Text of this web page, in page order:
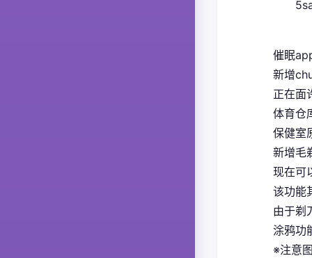
催眠
新增
正在面
体育仓
保健室
新增毛
现在可
该功能
由于剃
涂鸦功
※注意